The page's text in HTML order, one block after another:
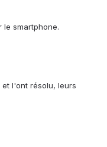
le smartphone.
l'ont résolu, leurs